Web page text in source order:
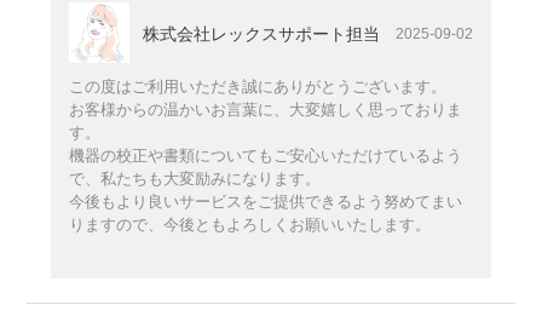
株式会社レックスサポート担当 2025-09-02
この度はご利用いただき誠にありがとうございます。
お客様からの温かいお言葉に、大変嬉しく思っておりま
す。
機器の校正や書類についてもご安心いただけているよう
で、私たちも大変励みになります。
今後もより良いサービスをご提供できるよう努めてまい
りますので、今後ともよろしくお願いいたします。